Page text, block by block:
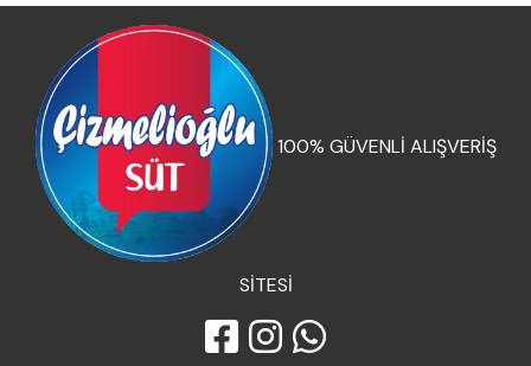
100% GÜVENLİ ALIŞVERİŞ
SİTESİ